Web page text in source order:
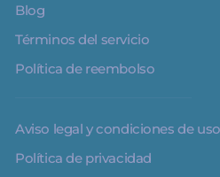
Blog
Términos del servicio
Política de reembolso
Aviso legal y condiciones de uso
Política de privacidad